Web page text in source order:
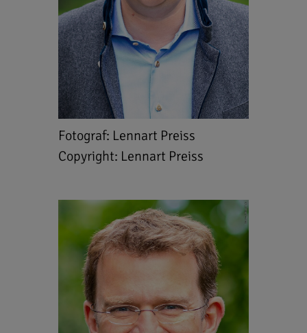
Fotograf: Lennart Preiss
Copyright: Lennart Preiss